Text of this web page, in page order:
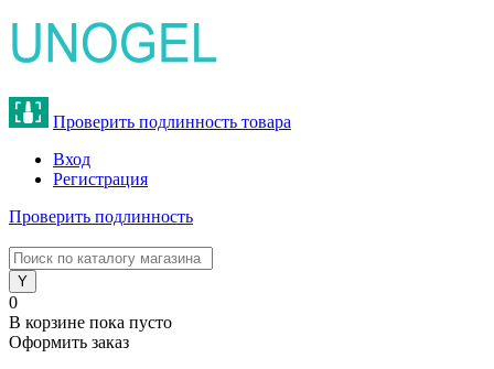
Проверить подлинность товара
Вход
Регистрация
Проверить подлинность
0
В корзине пока пусто
Оформить заказ